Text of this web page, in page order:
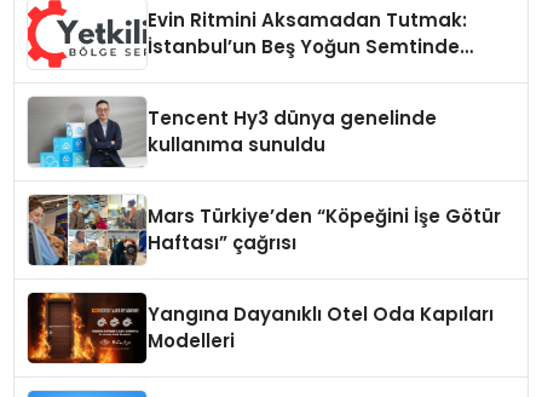
Evin Ritmini Aksamadan Tutmak:
İstanbul’un Beş Yoğun Semtinde
Tencent Hy3 dünya genelinde
kullanıma sunuldu
Mars Türkiye’den “Köpeğini İşe Götür
Haftası” çağrısı
Yangına Dayanıklı Otel Oda Kapıları
Modelleri